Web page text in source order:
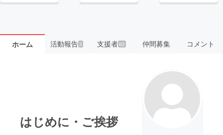
ホーム 活動報告3 支援者62 仲間募集 コメント
はじめに・ご挨拶